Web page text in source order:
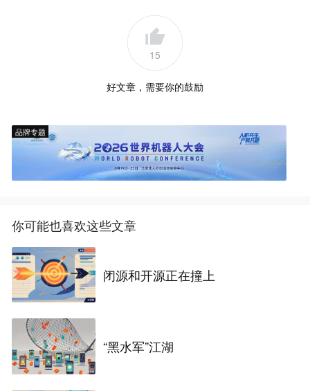
15
好文章，需要你的鼓励
品牌专题
你可能也喜欢这些文章
闭源和开源正在撞上
“黑水军”江湖